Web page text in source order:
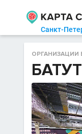
Санкт-
ОРГАНИЗАЦИИ